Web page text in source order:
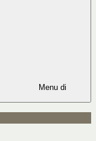
Menu di